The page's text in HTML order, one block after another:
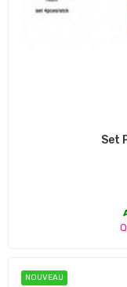
Set
NOUVEAU